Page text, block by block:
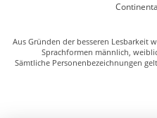
Aus Gründen der besseren Lesbarkeit
Sprachformen männlich,
Sämtliche Personenbezeichnungen